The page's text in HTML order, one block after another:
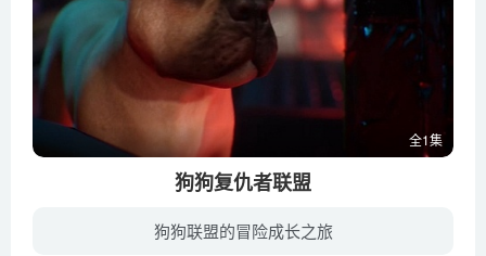
全1集
狗狗复仇者联盟
狗狗联盟的冒险成长之旅